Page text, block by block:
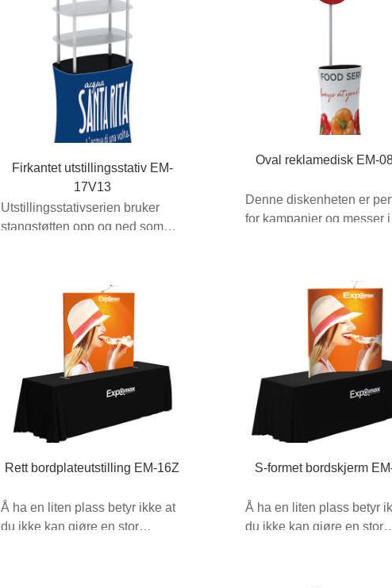
Firkantet utstillingsstativ EM-
17V13
Utstillingsstativserien bruker
stangstøtten opp og ned som
Oval reklamedisk EM-
Denne diskenheten er
for kampanjer og messer i
Rett bordplateutstilling EM-16Z
Å ha en liten plass betyr ikke at
du ikke kan gjøre en stor
S-formet bordskjerm
Å ha en liten plass betyr
du ikke kan gjøre en stor